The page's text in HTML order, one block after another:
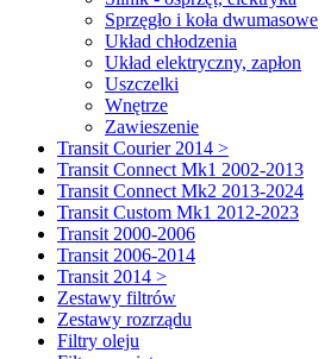
Sprzęgło i koła dwumasowe
Układ chłodzenia
Układ elektryczny, zapłon
Uszczelki
Wnętrze
Zawieszenie
Transit Courier 2014 >
Transit Connect Mk1 2002-2013
Transit Connect Mk2 2013-2024
Transit Custom Mk1 2012-2023
Transit 2000-2006
Transit 2006-2014
Transit 2014 >
Zestawy filtrów
Zestawy rozrządu
Filtry oleju